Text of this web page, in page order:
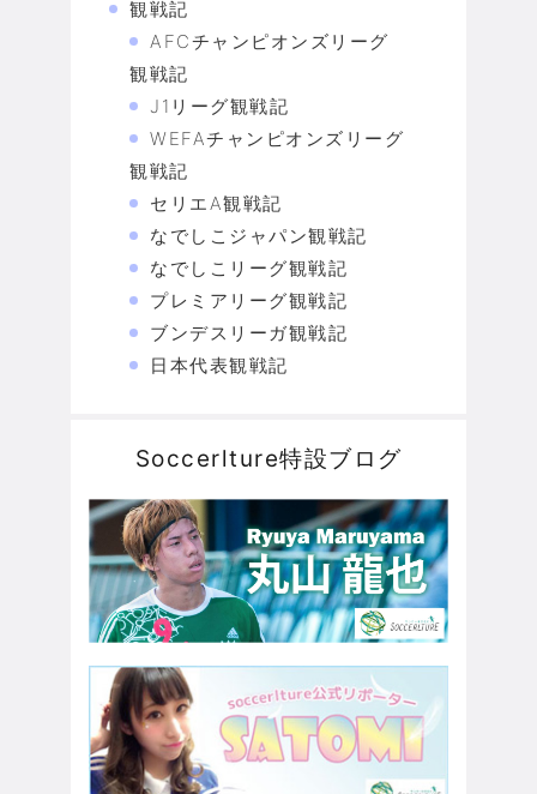
観戦記
AFCチャンピオンズリーグ
観戦記
J1リーグ観戦記
WEFAチャンピオンズリーグ
観戦記
セリエA観戦記
なでしこジャパン観戦記
なでしこリーグ観戦記
プレミアリーグ観戦記
ブンデスリーガ観戦記
日本代表観戦記
Soccerlture特設ブログ